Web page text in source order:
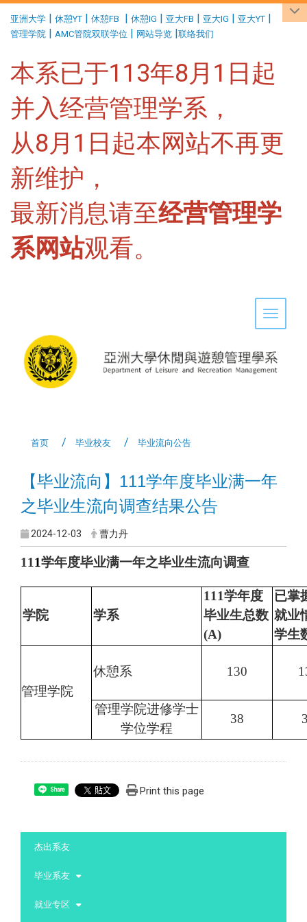
亚洲大学 | 休憩YT | 休憩FB | 休憩IG | 亚大FB | 亚大IG | 亚大YT |
管理学院 | AMC管院双联学位 | 网站导览 |联络我们
本系已于113年8月1日起
并入经营管理学系，
从8月1日起本网站不再更
新维护，
最新消息请至经营管理学
系网站观看。
Toggle
首页 毕业校友 毕业流向公告
【毕业流向】111学年度毕业满一年
之毕业生流向调查结果公告
2024-12-03 曹力丹
111学年度毕业满一年之毕业生流向调查
学院 学系
111学年度
毕业生总数
(A)
已掌
就业
学生
管理学院
休憩系 130
管理学院进修学士
学位学程
38
Share Print this page
杰出系友
毕业系友
就业专区